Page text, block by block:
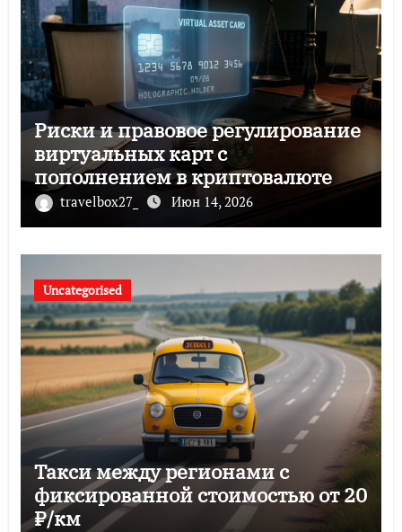
Риски и правовое регулирование
виртуальных карт с
пополнением в криптовалюте
travelbox27_ Июн 14, 2026
Uncategorised
Такси между регионами с
фиксированной стоимостью от 20
₽/км